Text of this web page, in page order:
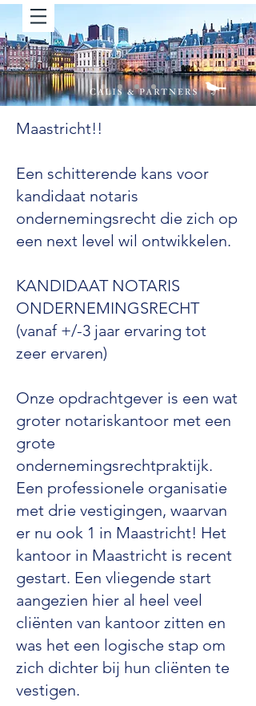
Maastricht!!
Een schitterende kans voor
kandidaat notaris
ondernemingsrecht die zich op
een next level wil ontwikkelen.
KANDIDAAT NOTARIS
ONDERNEMINGSRECHT
(vanaf +/-3 jaar ervaring tot
zeer ervaren)
Onze opdrachtgever is een wat
groter notariskantoor met een
grote
ondernemingsrechtpraktijk.
Een professionele organisatie
met drie vestigingen, waarvan
er nu ook 1 in Maastricht! Het
kantoor in Maastricht is recent
gestart. Een vliegende start
aangezien hier al heel veel
cliënten van kantoor zitten en
was het een logische stap om
zich dichter bij hun cliënten te
vestigen.